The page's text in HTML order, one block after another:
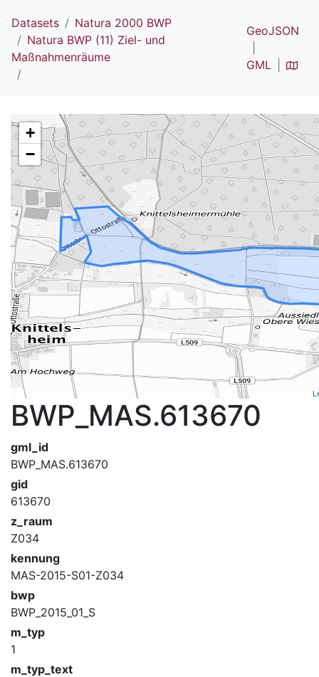
Datasets
Natura 2000 BWP
Natura BWP (11) Ziel- und
Maßnahmenräume
GeoJSON
GML
+
−
BWP_MAS.613670
gml_id
BWP_MAS.613670
gid
613670
z_raum
Z034
kennung
MAS-2015-S01-Z034
bwp
BWP_2015_01_S
m_typ
1
m_typ_text